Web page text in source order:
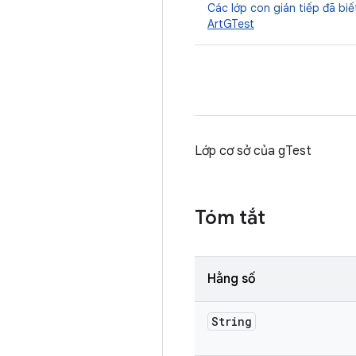
Các lớp con gián tiếp đã
ArtGTest
Lớp cơ sở của gTest
Tóm tắt
Hằng số
String